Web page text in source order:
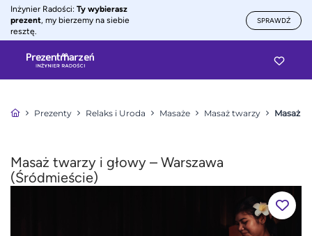
Inżynier Radości: Ty wybierasz
prezent, my bierzemy na siebie
resztę.
SPRAWDŹ
Prezenty Relaks i Uroda Masaże Masaż twarzy Masaż
Masaż twarzy i głowy – Warszawa
(Śródmieście)